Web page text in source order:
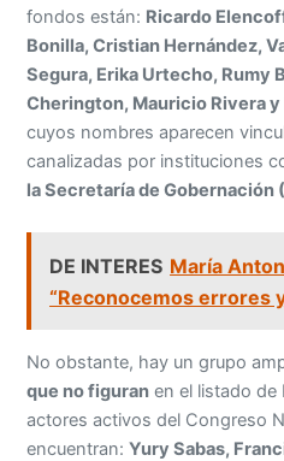
fondos están: Ricardo
Bonilla, Cristian Hernández,
Segura, Erika Urtecho, Rumy
Cherington, Mauricio Rivera
cuyos nombres aparecen
canalizadas por instituciones
la Secretaría de Gobernación
DE INTERES María
“Reconocemos errores
No obstante, hay un grupo
que no figuran en el listado de
actores activos del Congreso
encuentran:Yury Sabas,